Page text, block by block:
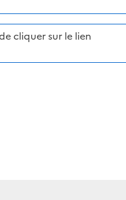
cliquer sur le lien